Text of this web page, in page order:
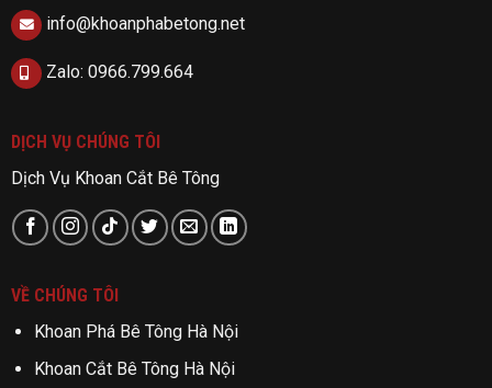
info@khoanphabetong.net
Zalo: 0966.799.664
DỊCH VỤ CHÚNG TÔI
Dịch Vụ Khoan Cắt Bê Tông
VỀ CHÚNG TÔI
Khoan Phá Bê Tông Hà Nội
Khoan Cắt Bê Tông Hà Nội